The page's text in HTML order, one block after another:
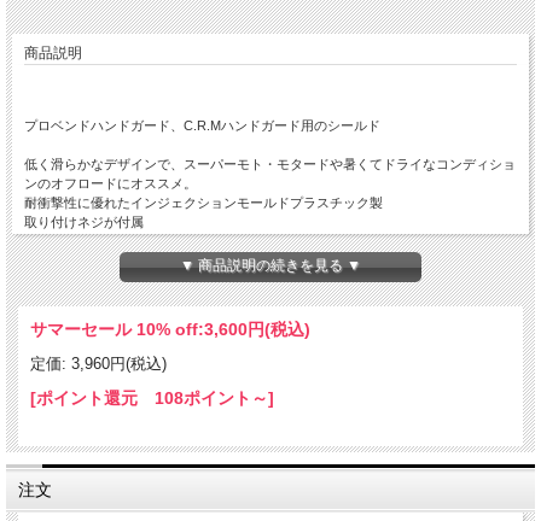
商品説明
プロベンドハンドガード、C.R.Mハンドガード用のシールド
低く滑らかなデザインで、スーパーモト・モタードや暑くてドライなコンディショ
ンのオフロードにオススメ。
耐衝撃性に優れたインジェクションモールドプラスチック製
取り付けネジが付属
左右セット
ご希望の色をお選びください。
▼ 商品説明の続きを見る ▼
サマーセール 10% off:3,600円(税込)
定価: 3,960円(税込)
[ポイント還元 108ポイント～]
注文